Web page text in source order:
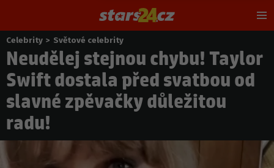
Nacházíte
se
zde:
Celebrity > Světové celebrity
Neudělej stejnou chybu! Taylor
Swift dostala před svatbou od
slavné zpěvačky důležitou
radu!